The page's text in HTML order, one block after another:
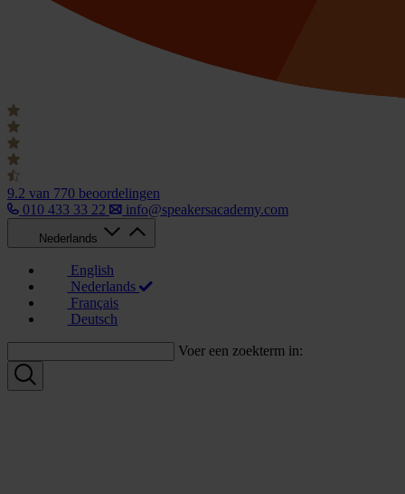
9.2 van 770 beoordelingen
010 433 33 22
info@speakersacademy.com
Nederlands
English
Nederlands
Français
Deutsch
Voer een zoekterm in: